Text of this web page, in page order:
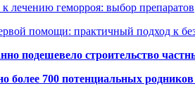
лечению геморроя: выбор препаратов
помощи: практичный подход к
подешевело строительство
более 700 потенциальных